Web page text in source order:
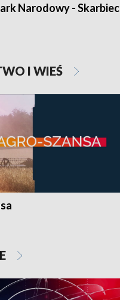
Narodowy - Skarbiec
I WIEŚ